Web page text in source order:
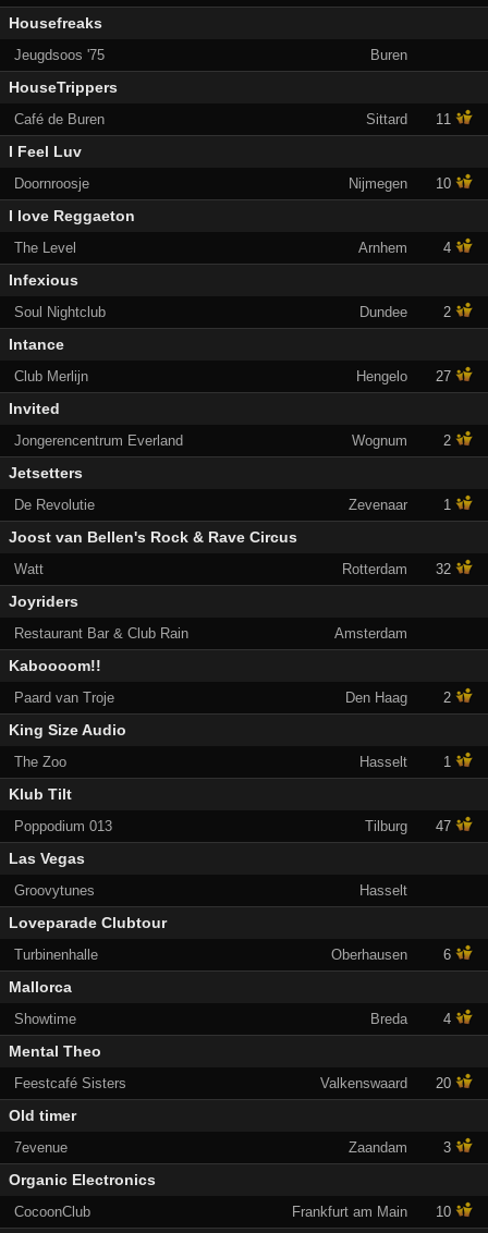
Housefreaks
Jeugdsoos '75 Buren
HouseTrippers
Café de Buren Sittard 11
I Feel Luv
Doornroosje Nijmegen 10
I love Reggaeton
The Level Arnhem 4
Infexious
Soul Nightclub Dundee 2
Intance
Club Merlijn Hengelo 27
Invited
Jongerencentrum Everland Wognum 2
Jetsetters
De Revolutie Zevenaar 1
Joost van Bellen's Rock & Rave Circus
Watt Rotterdam 32
Joyriders
Restaurant Bar & Club Rain Amsterdam
Kaboooom!!
Paard van Troje Den Haag 2
King Size Audio
The Zoo Hasselt 1
Klub Tilt
Poppodium 013 Tilburg 47
Las Vegas
Groovytunes Hasselt
Loveparade Clubtour
Turbinenhalle Oberhausen 6
Mallorca
Showtime Breda 4
Mental Theo
Feestcafé Sisters Valkenswaard 20
Old timer
7evenue Zaandam 3
Organic Electronics
CocoonClub Frankfurt am Main 10